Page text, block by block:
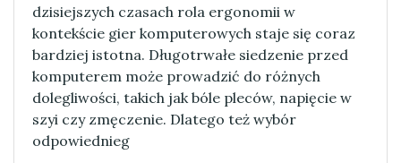
dzisiejszych czasach rola ergonomii w
kontekście gier komputerowych staje się coraz
bardziej istotna. Długotrwałe siedzenie przed
komputerem może prowadzić do różnych
dolegliwości, takich jak bóle pleców, napięcie w
szyi czy zmęczenie. Dlatego też wybór
odpowiednieg